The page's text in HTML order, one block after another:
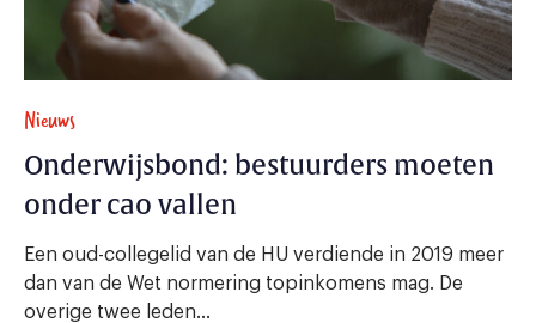
Nieuws
Onderwijsbond: bestuurders moeten
onder cao vallen
Een oud-collegelid van de HU verdiende in 2019 meer
dan van de Wet normering topinkomens mag. De
overige twee leden...